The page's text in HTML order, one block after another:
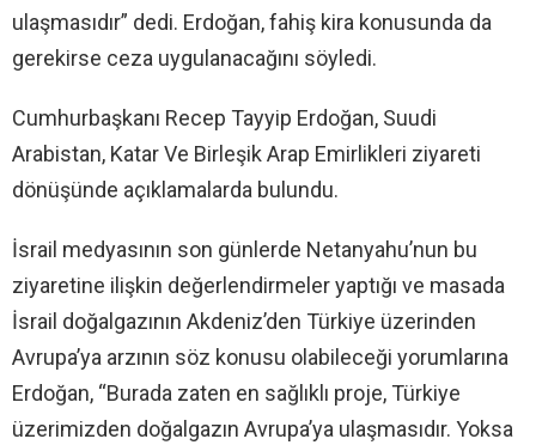
ulaşmasıdır” dedi. Erdoğan, fahiş kira konusunda da
gerekirse ceza uygulanacağını söyledi.
Cumhurbaşkanı Recep Tayyip Erdoğan, Suudi
Arabistan, Katar Ve Birleşik Arap Emirlikleri ziyareti
dönüşünde açıklamalarda bulundu.
İsrail medyasının son günlerde Netanyahu’nun bu
ziyaretine ilişkin değerlendirmeler yaptığı ve masada
İsrail doğalgazının Akdeniz’den Türkiye üzerinden
Avrupa’ya arzının söz konusu olabileceği yorumlarına
Erdoğan, “Burada zaten en sağlıklı proje, Türkiye
üzerimizden doğalgazın Avrupa’ya ulaşmasıdır. Yoksa